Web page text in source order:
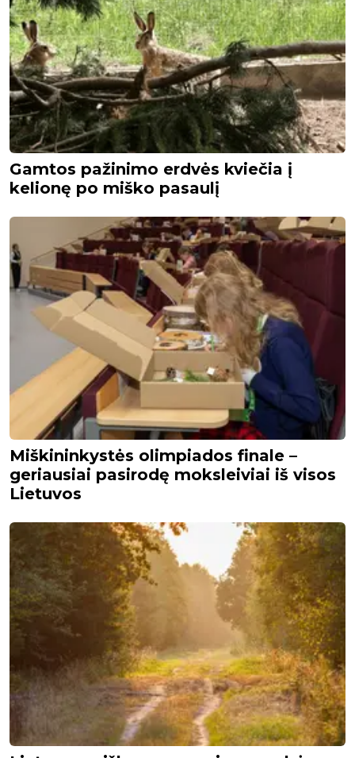
Gamtos pažinimo erdvės kviečia į
kelionę po miško pasaulį
Miškininkystės olimpiados finale –
geriausiai pasirodę moksleiviai iš visos
Lietuvos